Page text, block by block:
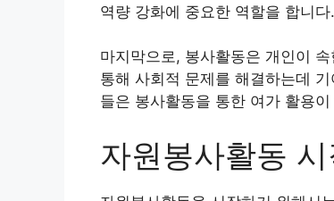
역량 강화에 중요한 역할을 합니다.
마지막으로, 봉사활동은 개인이
통해 사회적 문제를 해결하는데
들은 봉사활동을 통한 여가 활용
자원봉사활동